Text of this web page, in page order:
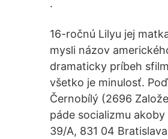
.
16-ročnú Lilyu jej
mysli názov
dramaticky príbeh
všetko je minulosť.
Černobílý (2696
páde socializmu
39/A, 831 04